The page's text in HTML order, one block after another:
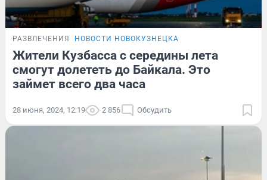
РАЗВЛЕЧЕНИЯ НОВОСТИ НОВОКУЗНЕЦКА
Жители Кузбасса с середины лета
смогут долететь до Байкала. Это
займет всего два часа
28 июня, 2024, 12:19 2 856 Обсудить